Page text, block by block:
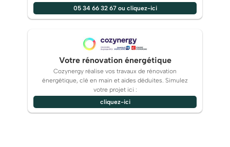
05 34 66 32 67 ou cliquez-ici
Votre rénovation énergétique
Cozynergy réalise vos travaux de rénovation
énergétique, clé en main et aides déduites. Simulez
votre projet ici :
cliquez-ici